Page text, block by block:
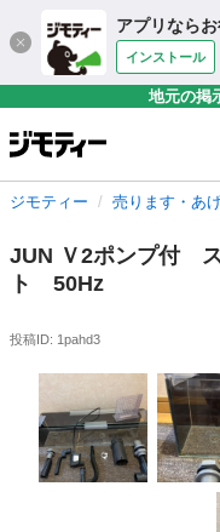
アプリなら
インストール
地元の掲
ジモティー 売ります・あ
JUN Ｖ2ポンプ付
ト 50Hz
投稿ID: 1pahd3